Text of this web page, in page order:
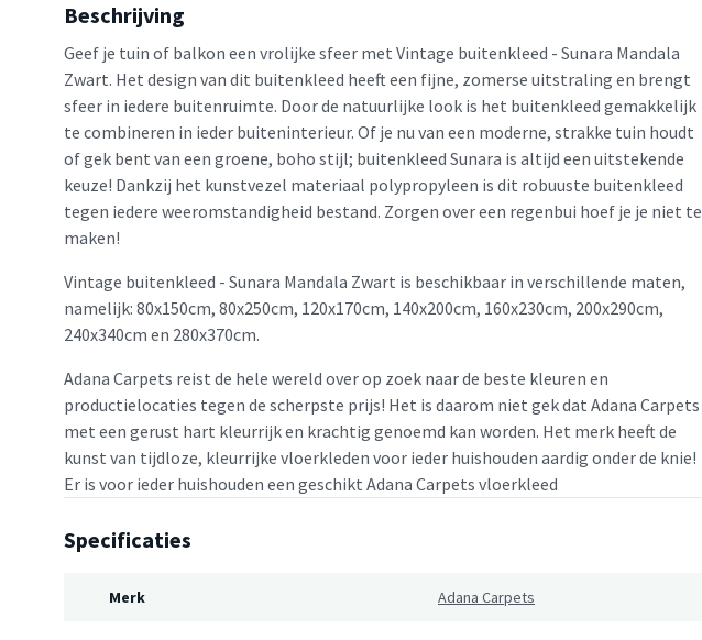
Beschrijving
Geef je tuin of balkon een vrolijke sfeer met Vintage buitenkleed - Sunara Mandala
Zwart. Het design van dit buitenkleed heeft een fijne, zomerse uitstraling en brengt
sfeer in iedere buitenruimte. Door de natuurlijke look is het buitenkleed gemakkelijk
te combineren in ieder buiteninterieur. Of je nu van een moderne, strakke tuin houdt
of gek bent van een groene, boho stijl; buitenkleed Sunara is altijd een uitstekende
keuze! Dankzij het kunstvezel materiaal polypropyleen is dit robuuste buitenkleed
tegen iedere weeromstandigheid bestand. Zorgen over een regenbui hoef je je niet te
maken!
Vintage buitenkleed - Sunara Mandala Zwart is beschikbaar in verschillende maten,
namelijk: 80x150cm, 80x250cm, 120x170cm, 140x200cm, 160x230cm, 200x290cm,
240x340cm en 280x370cm.
Adana Carpets reist de hele wereld over op zoek naar de beste kleuren en
productielocaties tegen de scherpste prijs! Het is daarom niet gek dat Adana Carpets
met een gerust hart kleurrijk en krachtig genoemd kan worden. Het merk heeft de
kunst van tijdloze, kleurrijke vloerkleden voor ieder huishouden aardig onder de knie!
Er is voor ieder huishouden een geschikt Adana Carpets vloerkleed
Specificaties
Merk Adana Carpets